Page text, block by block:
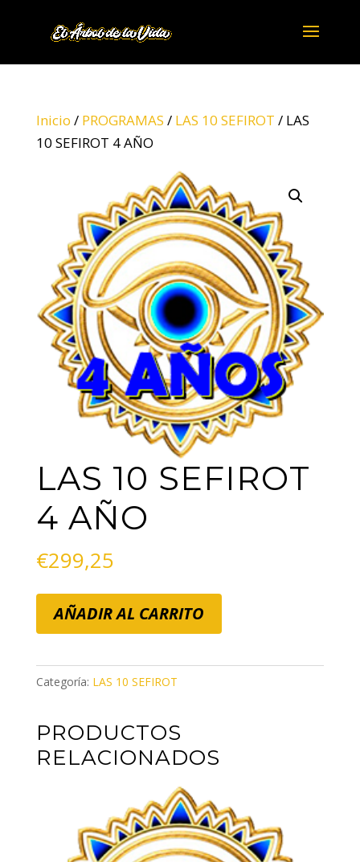
Inicio / PROGRAMAS / LAS 10 SEFIROT / LAS
10 SEFIROT 4 AÑO
LAS 10 SEFIROT
4 AÑO
€299,25
4
AÑO
AÑADIR AL CARRITO
Categoría: LAS 10 SEFIROT
PRODUCTOS
RELACIONADOS